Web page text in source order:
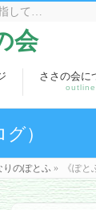
して…
会
ささの会に
outline
）
りのぽとふ » 《ぽ